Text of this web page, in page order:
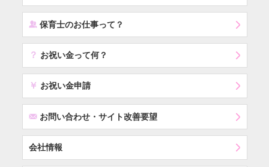
‰ 保育士のお仕事って？
？ お祝い金って何？
￥ お祝い金申請
Fお問い合わせ・サイト改善要望
会社情報